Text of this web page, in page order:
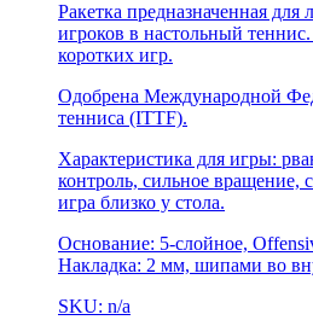
Ракетка предназначенная
игроков в настольный
коротких игр.
Одобрена Международной
тенниса (ITTF).
Характеристика для игры:
контроль, сильное вращение,
игра близко у стола.
Основание: 5-слойное,
Накладка: 2 мм, шипами во
SKU: n/a